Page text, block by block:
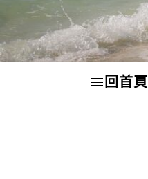
回首頁